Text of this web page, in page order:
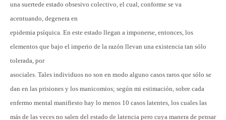
una suertede estado obsesivo colectivo, el cual, conforme se va
acentuando, degenera en
epidemia psíquica. En este estado llegan a imponerse, entonces, los
elementos que bajo el imperio de la razón llevan una existencia tan sólo
tolerada, por
asociales. Tales individuos no son en modo alguno casos raros que sólo se
dan en las prisiones y los manicomios; según mi estimación, sobre cada
enfermo mental manifiesto hay lo menos 10 casos latentes, los cuales las
más de las veces no salen del estado de latencia pero cuya manera de pensar